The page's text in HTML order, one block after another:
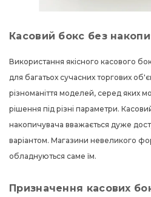
Касовий бокс без
Використання якісного касового
для багатьох сучасних торгових
різноманіття моделей, серед яких
рішення під різні параметри.
накопичувача вважається дуже
варіантом. Магазини невеликого
обладнуються саме їм.
Призначення касових